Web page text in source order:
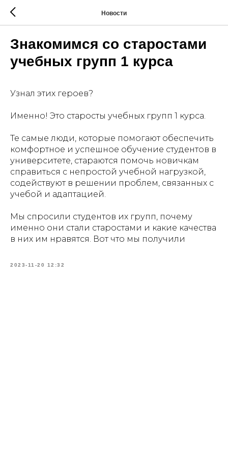
Новости
Знакомимся со старостами
учебных групп 1 курса
Узнал этих героев?
Именно! Это старосты учебных групп 1 курса.
Те самые люди, которые помогают обеспечить
комфортное и успешное обучение студентов в
университете, стараются помочь новичкам
справиться с непростой учебной нагрузкой,
содействуют в решении проблем, связанных с
учебой и адаптацией.
Мы спросили студентов их групп, почему
именно они стали старостами и какие качества
в них им нравятся. Вот что мы получили
2023-11-20 12:32